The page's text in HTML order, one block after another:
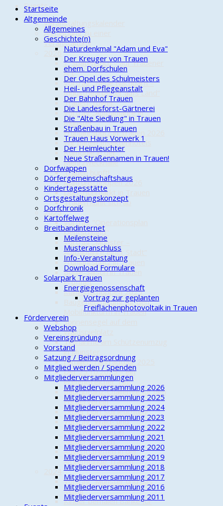
Events
Veranstaltungskalender
Anmeldung zu einer
Veranstaltung
2026
1. Spatenstich – auf Trauener
Art
Vortrag „Neue Nachbarn –
Industriearbeiter aufs Land“
Trauen-Tower
Vortrag „Aufbaujahre in
Munster“
Frühjahrsputz in Trauen 2026
Wir bauen Insektenhotels
Komödie in der
Mehrzweckhalle
Trauen hüpft!
Maifrühschoppen 2026
Dorf-Flohmarkt in Trauen
Trauen kühlt sich ab
2025
Vortrag "Operationsplan
Deutschland"
Vortrag „Munster –
Aufbaujahre einer Stadt“
Frühjahrsputz in Trauen
Boule-Saison in Trauen
eröffnet
Maifrühschoppen 2025
Baugenehmigung für den
Mobilfunkturm in Trauen
Sonnensegel auf dem
Waldspielplatz
Teilnahme am Schützenumzug
in Munster
Familien-Fahrradtour 2025
Der 25.10.2025 – ein
ereignisreicher Tag
Baumpflanz-Challenge für den
Förderverein
Unser Dorf soll leuchten!
Vortrag “Wald- und
Forstwirtschaft in
Niedersachsen”
Adventstreffen in der
Altgemeinde Trauen
2024
Vortrag "Munster und das
Militär"
Kinder bemalen Bänke für
Startseite
Altgemeinde
Allgemeines
Geschichte(n)
Naturdenkmal "Adam und Eva"
Der Kreuger von Trauen
ehem. Dorfschulen
Der Opel des Schulmeisters
Heil- und Pflegeanstalt
Der Bahnhof Trauen
Die Landesforst-Gärtnerei
Die "Alte Siedlung" in Trauen
Straßenbau in Trauen
Trauen Haus Vorwerk 1
Der Heimleuchter
Neue Straßennamen in Trauen!
Dorfwappen
Dörfergemeinschaftshaus
Kindertagesstätte
Ortsgestaltungskonzept
Dorfchronik
Kartoffelweg
Breitbandinternet
Meilensteine
Musteranschluss
Info-Veranstaltung
Download Formulare
Solarpark Trauen
Energiegenossenschaft
Vortrag zur geplanten
Freiflächenphotovoltaik in Trauen
Förderverein
Webshop
Vereinsgründung
Vorstand
Satzung / Beitragsordnung
Mitglied werden / Spenden
Mitgliederversammlungen
Mitgliederversammlung 2026
Mitgliederversammlung 2025
Mitgliederversammlung 2024
Mitgliederversammlung 2023
Mitgliederversammlung 2022
Mitgliederversammlung 2021
Mitgliederversammlung 2020
Mitgliederversammlung 2019
Mitgliederversammlung 2018
Mitgliederversammlung 2017
Mitgliederversammlung 2016
Mitgliederversammlung 2011